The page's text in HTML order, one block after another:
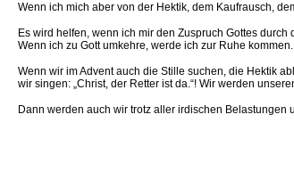
Wenn ich mich aber von der Hektik, dem Kaufrausch,
Es wird helfen, wenn ich mir den Zuspruch Gottes
Wenn ich zu Gott umkehre, werde ich zur Ruhe
Wenn wir im Advent auch die Stille suchen, die Hektik
wir singen: „Christ, der Retter ist da.“! Wir werden
Dann werden auch wir trotz aller irdischen Belastungen